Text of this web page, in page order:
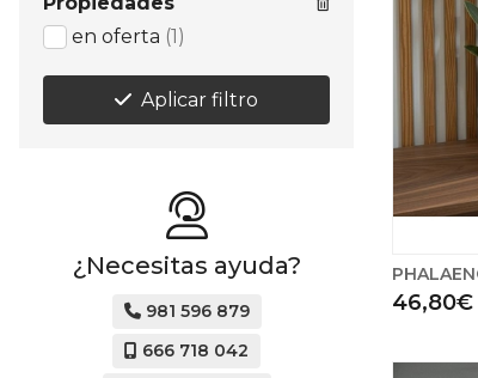
46,80€
en oferta (1)
Aplicar filtro
¿Necesitas ayuda?
981 596 879
666 718 042